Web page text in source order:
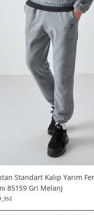
Standart Kalıp Yarım
85159 Gri Melanj